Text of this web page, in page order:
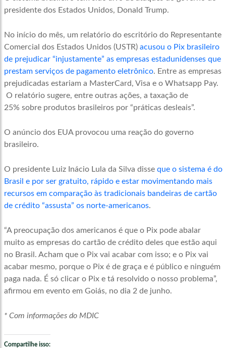
presidente dos Estados Unidos, Donald Trump.
No início do mês, um relatório do escritório do Representante
Comercial dos Estados Unidos (USTR)acusou o Pix brasileiro
de prejudicar “injustamente” as empresas estadunidenses que
prestam serviços de pagamento eletrônico. Entre as empresas
prejudicadas estariam a MasterCard, Visa e o Whatsapp Pay.
O relatório sugere, entre outras ações, a taxação de
25% sobre produtos brasileiros por “práticas desleais”.
O anúncio dos EUA provocou uma reação do governo
brasileiro.
O presidente Luiz Inácio Lula da Silva disse que o sistema é do
Brasil e por ser gratuito, rápido e estar movimentando mais
recursos em comparação às tradicionais bandeiras de cartão
de crédito “assusta” os norte-americanos.
“A preocupação dos americanos é que o Pix pode abalar
muito as empresas do cartão de crédito deles que estão aqui
no Brasil. Acham que o Pix vai acabar com isso; e o Pix vai
acabar mesmo, porque o Pix é de graça e é público e ninguém
paga nada. É só clicar o Pix e tá resolvido o nosso problema”,
afirmou em evento em Goiás, no dia 2 de junho.
* Com informações do MDIC
Compartilhe isso: